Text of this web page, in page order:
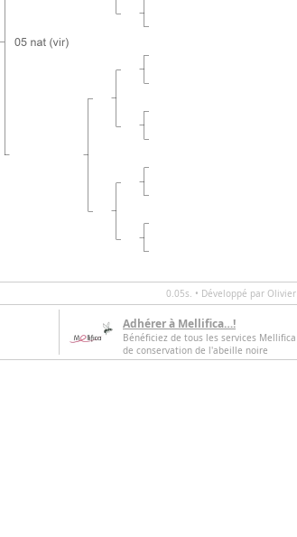
0.05s. • Développé par
Adhérer à Mellifica…!
Bénéficiez de tous les services
de conservation de l'abeille noire